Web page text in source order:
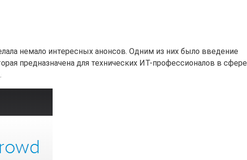
немало интересных анонсов. Одним из них было введение
предназначена для технических ИТ-профессионалов в сфере